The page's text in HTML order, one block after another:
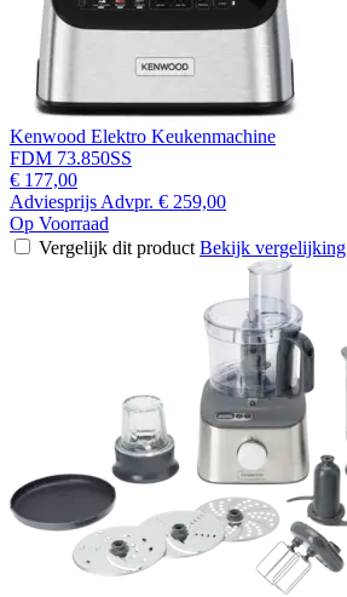
Kenwood Elektro Keukenmachine
FDM 73.850SS
€ 177,00
Adviesprijs Advpr. € 259,00
Op Voorraad
Vergelijk dit product Bekijk vergelijking